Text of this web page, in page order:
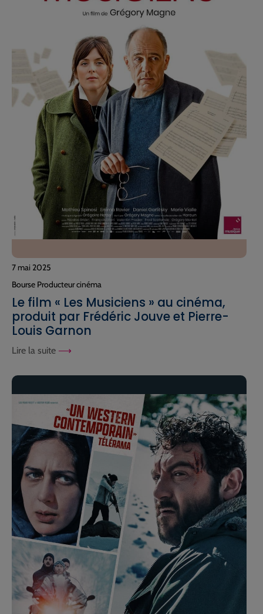
7 mai 2025
Bourse Producteur cinéma
Le film « Les Musiciens » au cinéma,
produit par Frédéric Jouve et Pierre-
Louis Garnon
Lire la suite